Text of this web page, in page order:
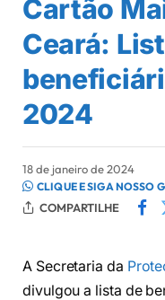
Cartão
Ceará:
2024
18 de janeiro de 2024
CLIQUE E SIGA NOSSO
COMPARTILHE
A Secretaria da
divulgou a lista de